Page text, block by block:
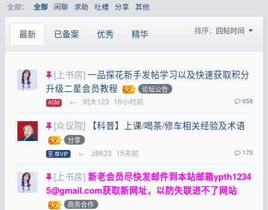
全部： 全部 闲聊 求助 吐槽 分享 其他
最新 已备案 优秀 精华 排序： 回帖时间
[上书房] 一品探花新手发帖学习以及快速获取积分
升级二星会员教程
论坛公告
ADM ← 刘大123 16小时前 658
[众议院] 【科普】上课/喝茶/修车相关经验及术语
分享
至.尊VIP ← z8633 15天前 175
[上书房] 新老会员尽快发邮件到本站邮箱ypth1234
5@gmail.com获取新网址，以防失联进不了网站
商务合作